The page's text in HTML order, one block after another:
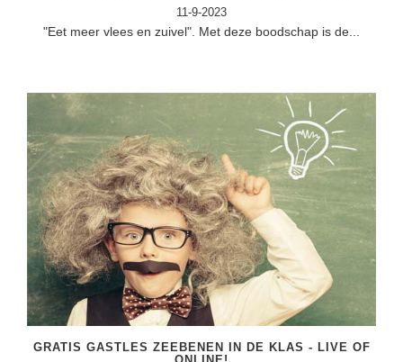
Sprookjes
Tweede Wereldoorlog
Docentenplein nieuwsbrief
Nieuwsbrief archief
Onderwijs CV
Schoolvakanties
Huiswerkbegeleiding
Huiswerkbegeleider zoeken
Huiswerkbegeleider worden
11-9-2023
"Eet meer vlees en zuivel". Met deze boodschap is de...
GRATIS GASTLES ZEEBENEN IN DE KLAS - LIVE OF